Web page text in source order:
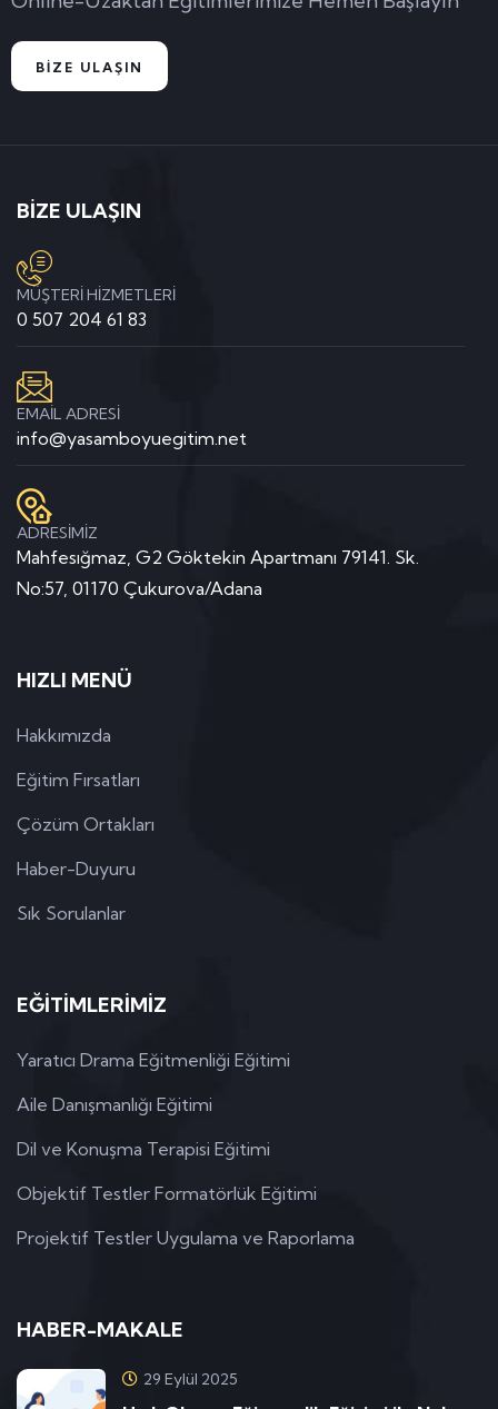
BİZE ULAŞIN
BİZE ULAŞIN
MÜŞTERİ HİZMETLERİ
0 507 204 61 83
EMAİL ADRESİ
info@yasamboyuegitim.net
ADRESİMİZ
Mahfesığmaz, G2 Göktekin Apartmanı 79141. Sk.
No:57, 01170 Çukurova/Adana
HIZLI MENÜ
Hakkımızda
Eğitim Fırsatları
Çözüm Ortakları
Haber-Duyuru
Sık Sorulanlar
EĞİTİMLERİMİZ
Yaratıcı Drama Eğitmenliği Eğitimi
Aile Danışmanlığı Eğitimi
Dil ve Konuşma Terapisi Eğitimi
Objektif Testler Formatörlük Eğitimi
Projektif Testler Uygulama ve Raporlama
HABER-MAKALE
29 Eylül 2025